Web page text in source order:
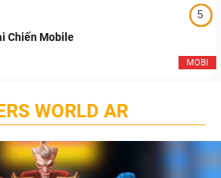
5
MOBI
Chiến Mobile
WORLD AR